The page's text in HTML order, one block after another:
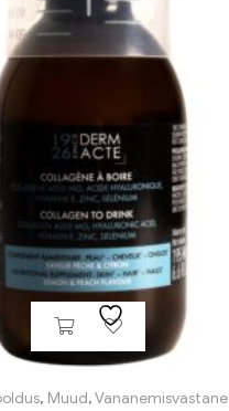
, Muud,Vananemisvastane